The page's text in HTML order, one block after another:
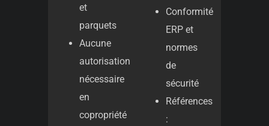
et
parquets
Aucune
autorisation
nécessaire
en
copropriété
Conformité
ERP et
normes
de
sécurité
Références
: